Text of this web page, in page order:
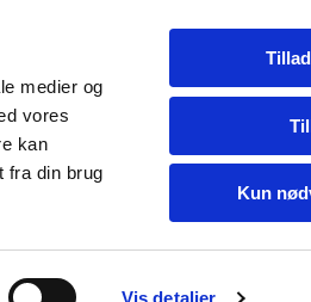
medier og
vores
kan
fra din brug
Vis detaljer
Kun